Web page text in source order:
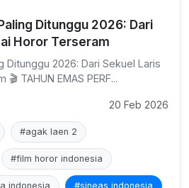
Ditunggu 2026: Dari
Horor Terseram
Ditunggu 2026: Dari Sekuel Laris
TAHUN EMAS PERF...
20 Feb 2026
#agak laen 2
#film horor indonesia
indonesia #sineas indonesia